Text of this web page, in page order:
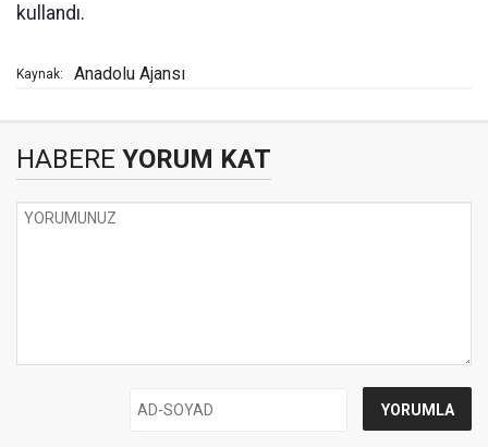
kullandı.
Kaynak: Anadolu Ajansı
HABERE YORUM KAT